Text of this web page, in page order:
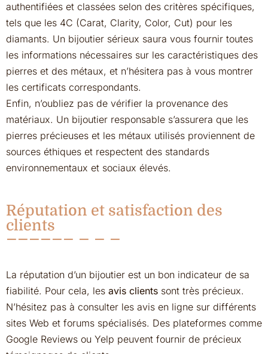
authentifiées et classées selon des critères spécifiques,
tels que les 4C (Carat, Clarity, Color, Cut) pour les
diamants. Un bijoutier sérieux saura vous fournir toutes
les informations nécessaires sur les caractéristiques des
pierres et des métaux, et n’hésitera pas à vous montrer
les certificats correspondants.
Enfin, n’oubliez pas de vérifier la provenance des
matériaux. Un bijoutier responsable s’assurera que les
pierres précieuses et les métaux utilisés proviennent de
sources éthiques et respectent des standards
environnementaux et sociaux élevés.
Réputation et satisfaction des
clients
La réputation d’un bijoutier est un bon indicateur de sa
fiabilité. Pour cela, les avis clients sont très précieux.
N’hésitez pas à consulter les avis en ligne sur différents
sites Web et forums spécialisés. Des plateformes comme
Google Reviews ou Yelp peuvent fournir de précieux